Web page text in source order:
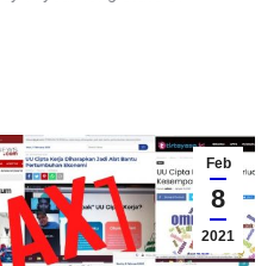
Feb
8
2021